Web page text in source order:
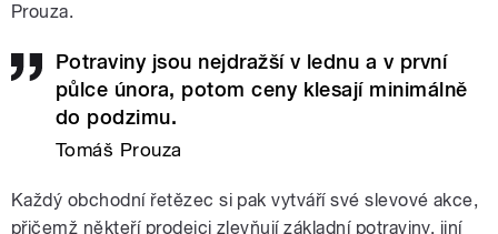
Prouza.
Potraviny jsou nejdražší v lednu a v první
půlce února, potom ceny klesají minimálně
do podzimu.
Tomáš Prouza
Každý obchodní řetězec si pak vytváří své slevové akce,
přičemž někteří prodejci zlevňují základní potraviny, jiní